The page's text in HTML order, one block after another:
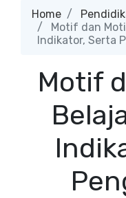
Home
Motif dan
Indikator, Serta
Motif